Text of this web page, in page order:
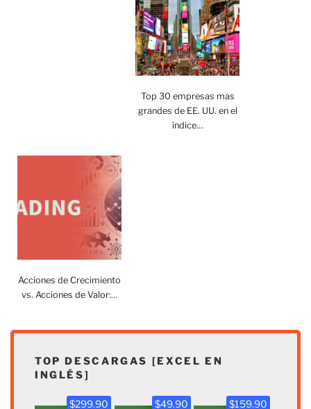
Top 30 empresas mas
grandes de EE. UU. en el
índice…
Acciones de Crecimiento
vs. Acciones de Valor:…
TOP DESCARGAS [EXCEL EN
INGLÉS]
$299.90 $49.90 $159.90